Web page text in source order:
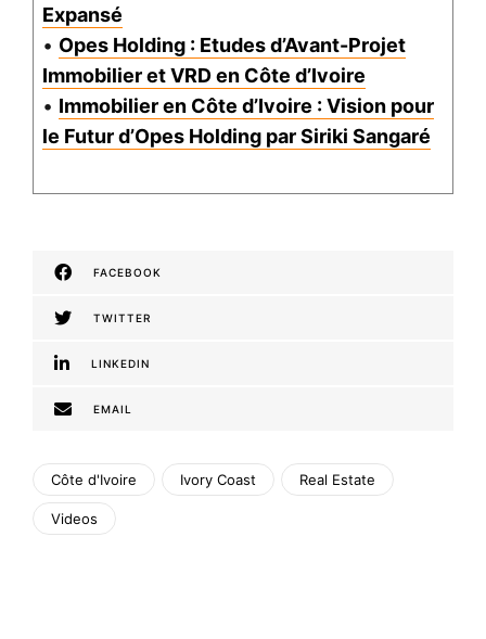
Expansé
• Opes Holding : Etudes d’Avant-Projet
Immobilier et VRD en Côte d’Ivoire
• Immobilier en Côte d’Ivoire : Vision pour
le Futur d’Opes Holding par Siriki Sangaré
FACEBOOK
TWITTER
LINKEDIN
EMAIL
Côte d'Ivoire Ivory Coast Real Estate
Videos